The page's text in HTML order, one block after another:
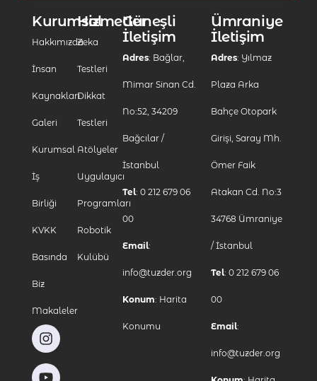
Kurumsal
Hakkımızda
İnsan
Kaynakları
Galeri
Kurumsal
İş
Birliği
KVKK
Basında
Biz
Makaleler
Hizmetler
Zeka
Testleri
Dikkat
Testleri
Atölyeler
Uygulayıcı
Programları
Robotik
Kulübü
Güneşli
İletişim
Adres: Bağlar,
Mimar Sinan Cd.
No:52, 34209
Bağcılar /
İstanbul
Tel: 0 212 679 06
00
Email:
info@tuzder.org
Konum: Harita
Konumu
Ümraniye
İletişim
Adres: Yılmaz
Plaza Arka
Bahçe Otopark
Girişi, Saray Mh.
Ömer Faik
Atakan Cd. No:3
34768 Ümraniye
/ İstanbul
Tel: 0 212 679 06
00
Email:
info@tuzder.org